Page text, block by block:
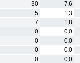
30 7,6
5 1,3
7 1,8
0 0,0
0 0,0
0 0,0
0 0,0